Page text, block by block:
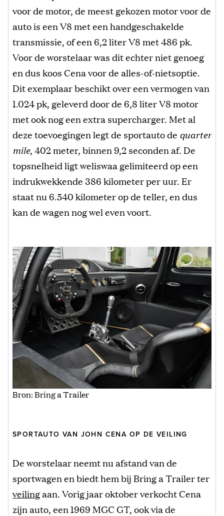
voor de motor, de meest gekozen motor voor de
auto is een V8 met een handgeschakelde
transmissie, of een 6,2 liter V8 met 486 pk.
Voor de worstelaar was dit echter niet genoeg
en dus koos Cena voor de alles-of-nietsoptie.
Dit exemplaar beschikt over een vermogen van
1.024 pk, geleverd door de 6,8 liter V8 motor
met ook nog een extra supercharger. Met al
deze toevoegingen legt de sportauto de quarter
mile, 402 meter, binnen 9,2 seconden af. De
topsnelheid ligt weliswaa gelimiteerd op een
indrukwekkende 386 kilometer per uur. Er
staat nu 6.540 kilometer op de teller, en dus
kan de wagen nog wel even voort.
Bron: Bring a Trailer
SPORTAUTO VAN JOHN CENA OP DE VEILING
De worstelaar neemt nu afstand van de
sportwagen en biedt hem bij Bring a Trailer ter
veilingaan. Vorig jaar oktober verkocht Cena
zijn auto, een 1969 MGC GT, ook via de